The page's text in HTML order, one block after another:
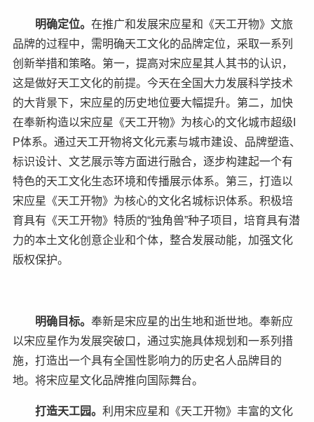
明确定位。 在推广和发展宋应星和《天工开物》文旅
品牌的过程中，需明确天工文化的品牌定位，采取一系列
创新举措和策略。第一，提高对宋应星其人其书的认识，
这是做好天工文化的前提。今天在全国大力发展科学技术
的大背景下，宋应星的历史地位要大幅提升。第二，加快
在奉新构造以宋应星《天工开物》为核心的文化城市超级I
P体系。通过天工开物将文化元素与城市建设、品牌塑造、
标识设计、文艺展示等方面进行融合，逐步构建起一个有
特色的天工文化生态环境和传播展示体系。第三，打造以
宋应星《天工开物》为核心的文化名城标识体系。积极培
育具有《天工开物》特质的“独角兽”种子项目，培育具有潜
力的本土文化创意企业和个体，整合发展动能，加强文化
版权保护。
明确目标。 奉新是宋应星的出生地和逝世地。奉新应
以宋应星作为发展突破口，通过实施具体规划和一系列措
施，打造出一个具有全国性影响力的历史名人品牌目的
地。将宋应星文化品牌推向国际舞台。
打造天工园。 利用宋应星和《天工开物》丰富的文化